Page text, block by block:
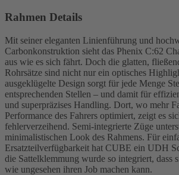
Rahmen Details
Mit seiner eleganten Linienführung und
Carbonkonstruktion sieht das Phenix C:62
aus wie es sich fährt. Doch die glatten,
Rohrsätze sind nicht nur ein optisches
ausgeklügelte Design sorgt für jede Menge
entsprechenden Stellen – und damit für
und superpräzises Handling. Dort, wo mehr
Performance des Fahrers optimiert, zeigt es
fehlerverzeihend. Semi-integrierte Züge
minimalistischen Look des Rahmens. Für
Ersatzteilverfügbarkeit hat CUBE ein UDH
die Sattelklemmung wurde so integriert, dass
wie ungesehen ihren Job machen kann.